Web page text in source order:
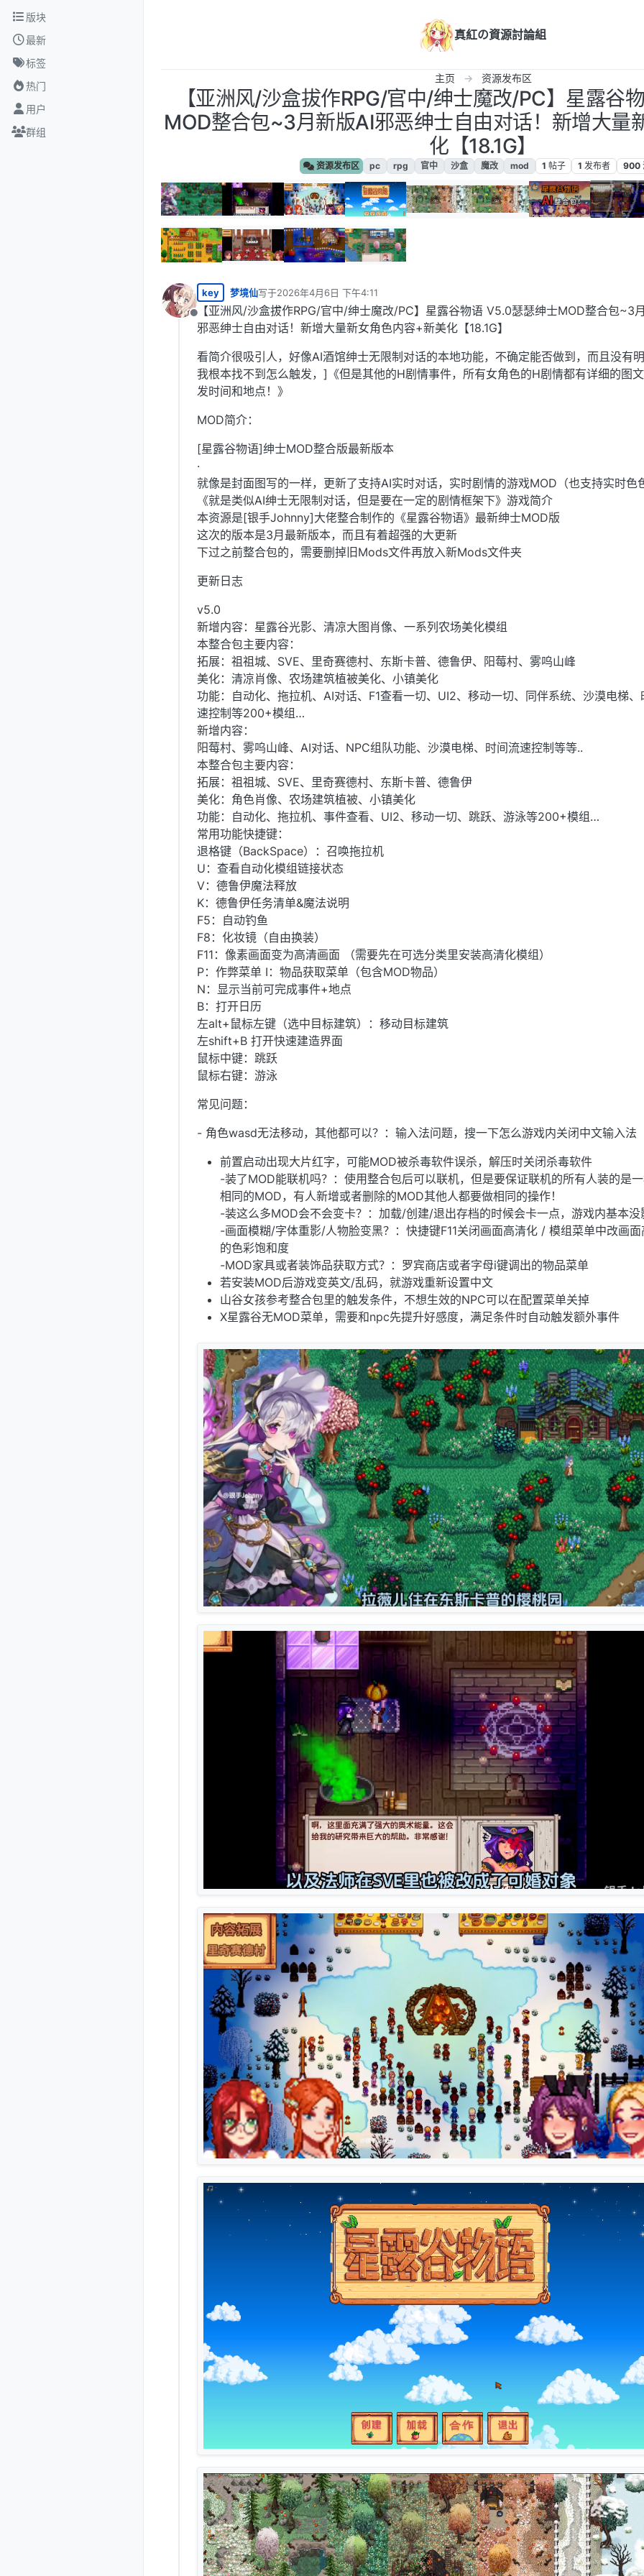
跳转至内容
版块
最新
标签
热门
用户
群组
真紅の資源討論組
主页 资源发布区
【亚洲风/沙盒拔作RPG/官中/绅士魔改/PC】星露谷
MOD整合包~3月新版AI邪恶绅士自由对话！新增大量
化【18.1G】
资源发布区 pc rpg 官中 沙盒 魔改 mod 1 帖子 1 发布者 900
离线
key 梦境仙写于2026年4月6日 下午4:11
最后由 编辑
【亚洲风/沙盒拔作RPG/官中/绅士魔改/PC】星露谷物语 V5.0瑟瑟绅士MOD整合包~3
邪恶绅士自由对话！新增大量新女角色内容+新美化【18.1G】
看简介很吸引人，好像AI酒馆绅士无限制对话的本地功能，不确定能否做到，而且没有
我根本找不到怎么触发，]《但是其他的H剧情事件，所有女角色的H剧情都有详细的图
发时间和地点！》
MOD简介：
[星露谷物语]绅士MOD整合版最新版本
·
就像是封面图写的一样，更新了支持AI实时对话，实时剧情的游戏MOD（也支持实时色
《就是类似AI绅士无限制对话，但是要在一定的剧情框架下》游戏简介
本资源是[银手Johnny]大佬整合制作的《星露谷物语》最新绅士MOD版
这次的版本是3月最新版本，而且有着超强的大更新
下过之前整合包的，需要删掉旧Mods文件再放入新Mods文件夹
更新日志
v5.0
新增内容：星露谷光影、清凉大图肖像、一系列农场美化模组
本整合包主要内容：
拓展：祖祖城、SVE、里奇赛德村、东斯卡普、德鲁伊、阳莓村、雾呜山峰
美化：清凉肖像、农场建筑植被美化、小镇美化
功能：自动化、拖拉机、AI对话、F1查看一切、UI2、移动一切、同伴系统、沙漠电梯、
速控制等200+模组…
新增内容：
阳莓村、雾呜山峰、AI对话、NPC组队功能、沙漠电梯、时间流速控制等等..
本整合包主要内容：
拓展：祖祖城、SVE、里奇赛德村、东斯卡普、德鲁伊
美化：角色肖像、农场建筑植被、小镇美化
功能：自动化、拖拉机、事件查看、UI2、移动一切、跳跃、游泳等200+模组…
常用功能快捷键：
退格键（BackSpace）：召唤拖拉机
U：查看自动化模组链接状态
V：德鲁伊魔法释放
K：德鲁伊任务清单&魔法说明
F5：自动钓鱼
F8：化妆镜（自由换装）
F11：像素画面变为高清画面 （需要先在可选分类里安装高清化模组）
P：作弊菜单 I：物品获取菜单（包含MOD物品）
N：显示当前可完成事件+地点
B：打开日历
左alt+鼠标左键（选中目标建筑）：移动目标建筑
左shift+B 打开快速建造界面
鼠标中键：跳跃
鼠标右键：游泳
常见问题：
- 角色wasd无法移动，其他都可以？：输入法问题，搜一下怎么游戏内关闭中文输入法
前置启动出现大片红字，可能MOD被杀毒软件误杀，解压时关闭杀毒软件
-装了MOD能联机吗？：使用整合包后可以联机，但是要保证联机的所有人装的是
相同的MOD，有人新增或者删除的MOD其他人都要做相同的操作！
-装这么多MOD会不会变卡？：加载/创建/退出存档的时候会卡一点，游戏内基本
-画面模糊/字体重影/人物脸变黑？：快捷键F11关闭画面高清化 / 模组菜单中改画
的色彩饱和度
-MOD家具或者装饰品获取方式？：罗宾商店或者字母i键调出的物品菜单
若安装MOD后游戏变英文/乱码，就游戏重新设置中文
山谷女孩参考整合包里的触发条件，不想生效的NPC可以在配置菜单关掉
X星露谷无MOD菜单，需要和npc先提升好感度，满足条件时自动触发额外事件